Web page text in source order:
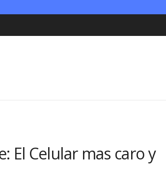
El Celular mas caro y